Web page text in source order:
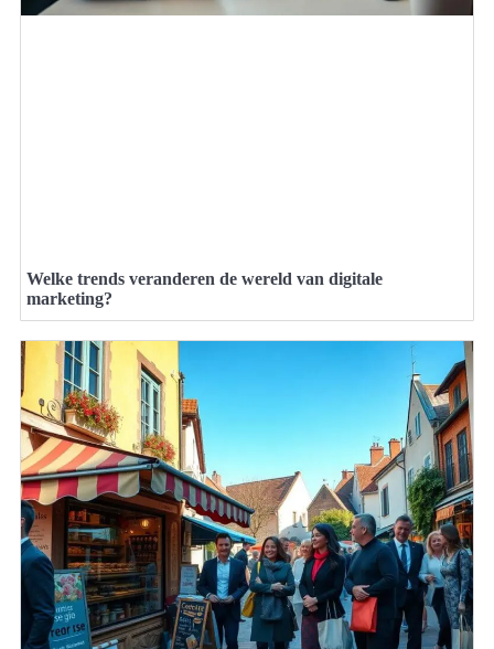
Welke trends veranderen de wereld van digitale
marketing?